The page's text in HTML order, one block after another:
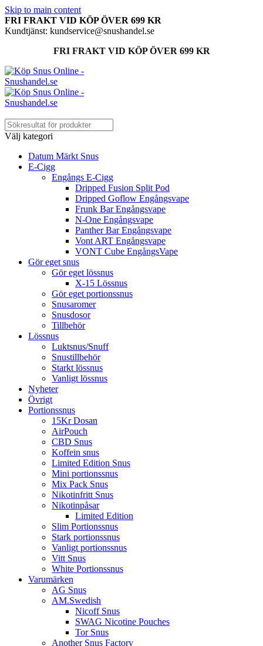
Skip to main content
FRI FRAKT VID KÖP ÖVER 699 KR
Kundtjänst: kundservice@snushandel.se
FRI FRAKT VID KÖP ÖVER 699 KR
Välj kategori
Datum Märkt Snus
E-Cigg
Engångs E-Cigg
Dripped Fusion Split Pod
Dripped Goflow Engångsvape
Frunk Bar Engångsvape
N-One Engångsvape
Panther Bar Engångsvape
Vont ART Engångsvape
VONT Cube EngångsVape
Gör eget snus
Gör eget lössnus
X-15 Lössnus
Gör eget portionssnus
Snusaromer
Snusdosor
Tillbehör
Lössnus
Luktsnus/Snuff
Snustillbehör
Starkt lössnus
Vanligt lössnus
Nyheter
Övrigt
Portionssnus
15Kr Dosan
AirPouch
CBD Snus
Koffein snus
Limited Edition Snus
Mini portionssnus
Mix Pack Snus
Nikotinfritt Snus
Nikotinpåsar
Limited Edition
Slim Portionssnus
Stark portionssnus
Vanligt portionssnus
Vitt Snus
White Portionssnus
Varumärken
AG Snus
AM.Swedish
Nicoff Snus
SWAG Nicotine Pouches
Tor Snus
Another Snus Factory